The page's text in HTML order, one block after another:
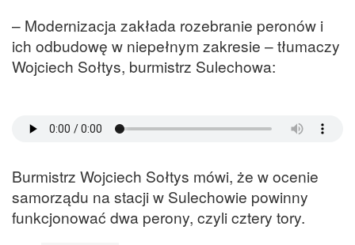
– Modernizacja zakłada rozebranie peronów i
ich odbudowę w niepełnym zakresie – tłumaczy
Wojciech Sołtys, burmistrz Sulechowa:
Burmistrz Wojciech Sołtys mówi, że w ocenie
samorządu na stacji w Sulechowie powinny
funkcjonować dwa perony, czyli cztery tory.